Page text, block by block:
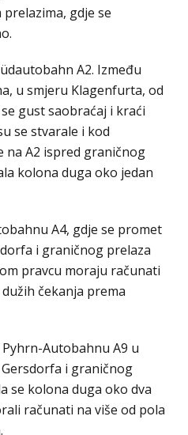
gdje se
A2. Između
u smjeru Klagenfurta, od
gust saobraćaj i kraći
se stvarale i kod
na A2 ispred graničnog
kolona duga oko jedan
A4, gdje se promet
i graničnog prelaza
pravcu moraju računati
čekanja prema
Autobahnu A9 u
i graničnog
se kolona duga oko dva
računati na više od pola